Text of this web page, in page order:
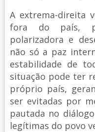
A extrema-direita
fora do país,
polarizadora e
não só a paz
estabilidade de
situação pode ter
próprio país,
ser evitadas por
pautada no
legítimas do povo